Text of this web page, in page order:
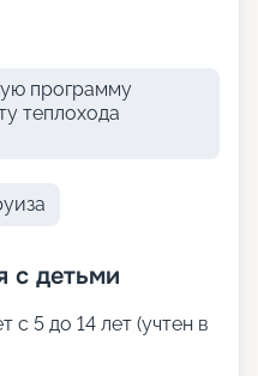
программу
теплохода
с детьми
с 5 до 14 лет (учтен в